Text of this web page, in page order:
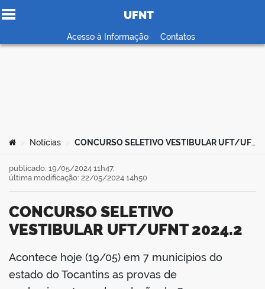
Ir para o conteúdo
UFNT
Acesso à Informação Contatos
Você está aqui:
Notícias CONCURSO SELETIVO VESTIBULAR UFT/UFNT 2024.2
CONCURSO SELETIVO
VESTIBULAR UFT/UFNT 2024.2
publicado: 19/05/2024 11h47,
última modificação: 22/05/2024 14h50
Acontece hoje (19/05) em 7 municípios do
estado do Tocantins as provas de